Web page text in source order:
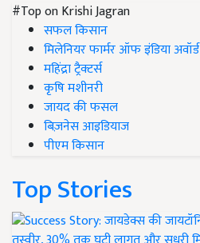
#Top on Krishi Jagran
सफल किसान
मिलेनियर फार्मर ऑफ इंडिया अवॉर्ड
महिंद्रा ट्रैक्टर्स
कृषि मशीनरी
जायद की फसल
बिज़नेस आइडियाज
पीएम किसान
Top Stories